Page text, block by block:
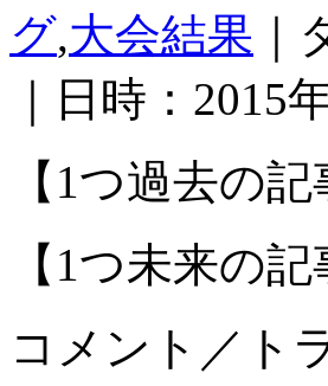
グ,大会結果 ｜
｜日時：2015
【1つ過去の記
【1つ未来の記
コメント／ト